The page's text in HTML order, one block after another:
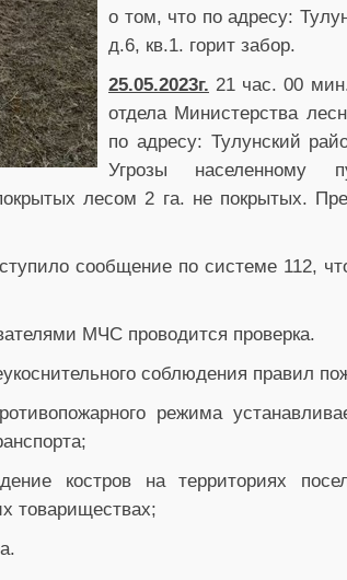
о том, что по адресу:
д.6, кв.1. горит забор.
25.05.2023г. 21 час. 00
отдела Министерства
по адресу: Тулунский
Угрозы населенному
лесом 2 га. не покрытых.
сообщение по системе 112,
МЧС проводится проверка.
соблюдения правил
режима
костров на территориях
товариществах;